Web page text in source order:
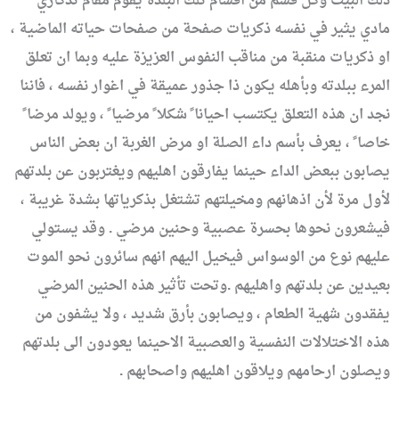
مادي يثير في نفسه ذكريات صفحة من صفحات حياته الماضية ،
او ذكريات منقبة من مناقب النفوس العزيزة عليه وبما ان تعلق
المرء ببلدته وبأهله يكون ذا جذور عميقة في اغوار نفسه ، فاننا
نجد ان هذه التعلق يكتسب احيانا ً شكلا ً مرضيا ً ، ويولد مرضا ً
خاصا ً ، يعرف بأسم داء الصلة او مرض الغربة ان بعض الناس
يصابون ببعض الداء حينما يفارقون اهليهم ويغتربون عن بلدتهم
لأول مرة لأن اذهانهم ومخيلتهم تشتغل بذكرياتها بشدة غريبة ،
فيشعرون نحوها بحسرة عصبية وحنين مرضي . وقد يستولي
عليهم نوع من الوسواس فيخيل اليهم انهم سائرون نحو الموت
بعيدين عن بلدتهم واهليهم .وتحت تأثير هذه الحنين المرضي
يفقدون شهية الطعام ، ويصابون بأرق شديد ، ولا يشفون من
هذه الاختلالات النفسية والعصبية الاحينما يعودون الى بلدتهم
ويصلون ارحامهم ويلاقون اهليهم واصحابهم .